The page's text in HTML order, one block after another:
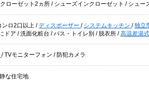
ローゼット2ヵ所 / シューズインクローゼット / シュー
ンロ2口以上 /ディスポーザー / システムキッチン /独立
ドア /洗面化粧台 /バス・トイレ別 / 脱衣所 /高温差湯式
/TVモニターフォン / 防犯カメラ
な住宅地